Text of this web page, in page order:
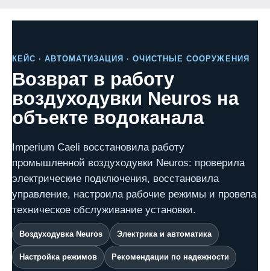
КЕЙС · АВТОМАТИЗАЦИЯ · ОЧИСТНЫЕ СООРУЖЕНИЯ
Возврат в работу
воздуходувки Neuros на
объекте водоканала
Imperium Caeli восстановила работу
промышленной воздуходувки Neuros: проверила
электрические подключения, восстановила
управление, настроила рабочие режимы и провела
техническое обслуживание установки.
Воздуходувка Neuros Электрика и автоматика
Настройка режимов Рекомендации по надежности